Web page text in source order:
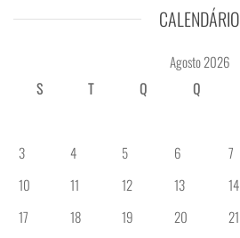
CALENDÁRIO
Agosto 2026
S
T Q Q
3
4 5 6 7
10
11 12 13 14
17
18 19 20 21